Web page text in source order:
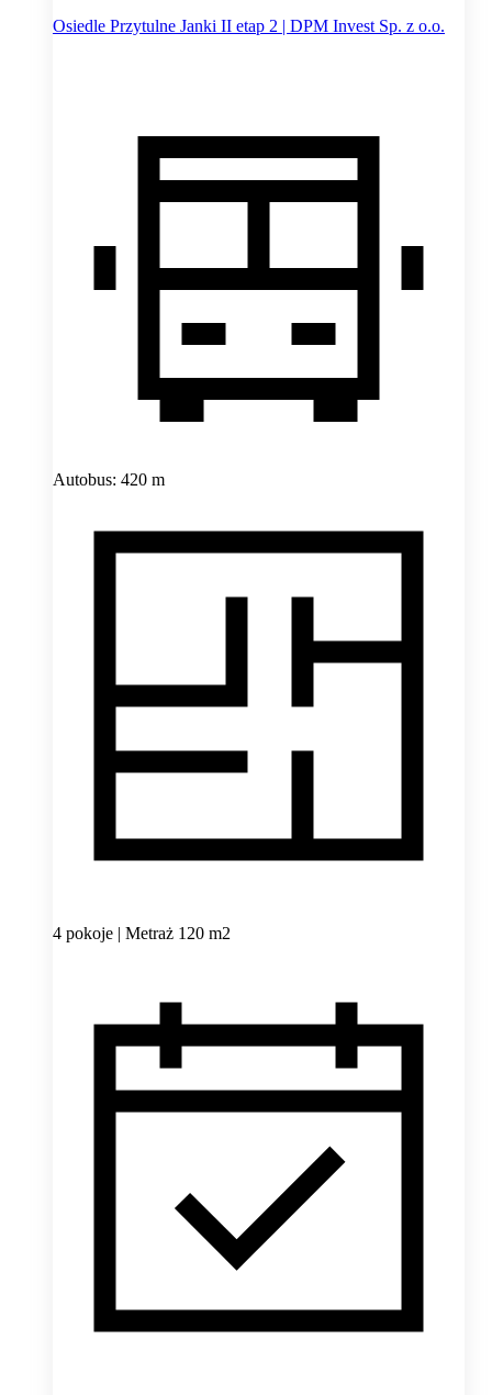
Osiedle Przytulne Janki II etap 2 | DPM Invest Sp. z o.o.
Autobus: 420 m
4 pokoje | Metraż 120 m2